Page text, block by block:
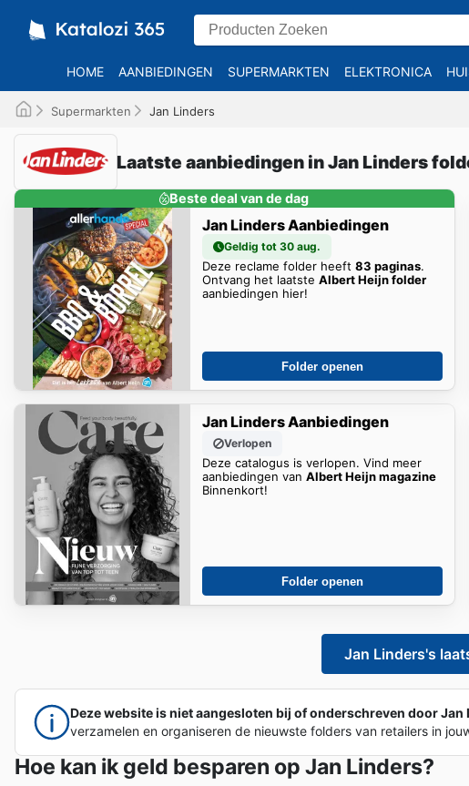
HOME AANBIEDINGEN SUPERMARKTEN ELEKTRONICA
Supermarkten Jan Linders
Laatste aanbiedingen in Jan Linders
Beste deal van de dag
Jan Linders Aanbiedingen
Geldig tot 30 aug.
Deze reclame folder heeft 83 paginas.
Ontvang het laatste Albert Heijn folder
aanbiedingen hier!
Folder openen
Jan Linders Aanbiedingen
Verlopen
Deze catalogus is verlopen. Vind meer
aanbiedingen van Albert Heijn magazine
Binnenkort!
Folder openen
Jan Linders's
Deze website is niet aangesloten bij of onderschreven door
verzamelen en organiseren de nieuwste folders van retailers in
Hoe kan ik geld besparen op Jan Linders?